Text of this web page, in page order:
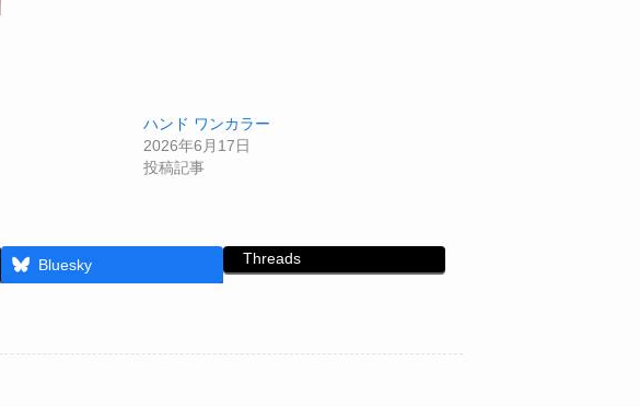
ハンド ワンカラー
2026年6月17日
投稿記事
Bluesky Threads